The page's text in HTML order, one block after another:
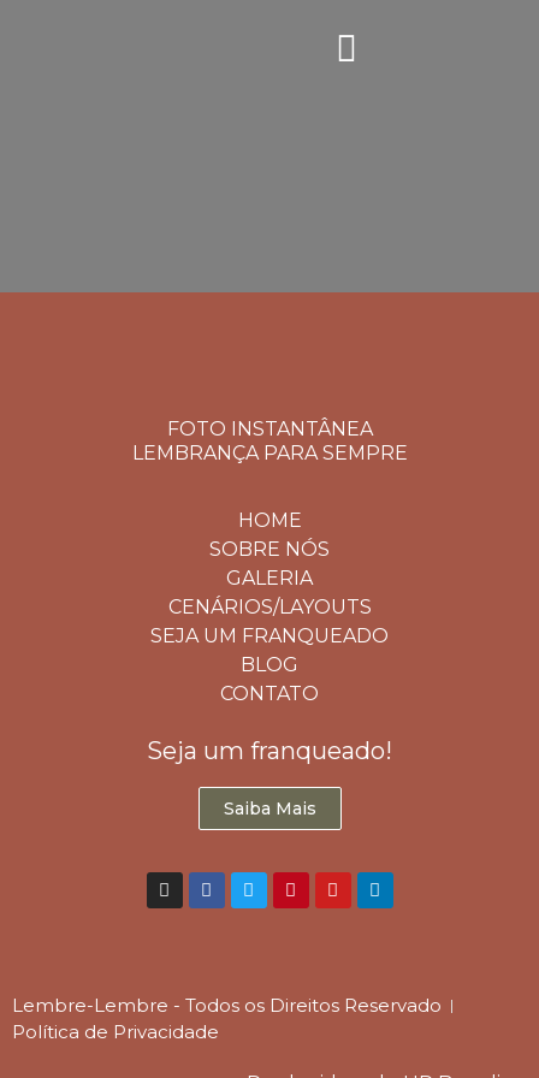
FOTO INSTANTÂNEA
LEMBRANÇA PARA SEMPRE
HOME
SOBRE NÓS
GALERIA
CENÁRIOS/LAYOUTS
SEJA UM FRANQUEADO
BLOG
CONTATO
Seja um franqueado!
Saiba Mais
Lembre-Lembre - Todos os Direitos Reservado
Política de Privacidade